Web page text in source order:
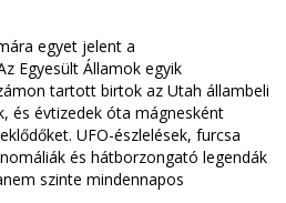
egyet jelent a
Egyesült Államok egyik
tartott birtok az Utah állambeli
és évtizedek óta mágnesként
UFO-észlelések, furcsa
és hátborzongató legendák
szinte mindennapos